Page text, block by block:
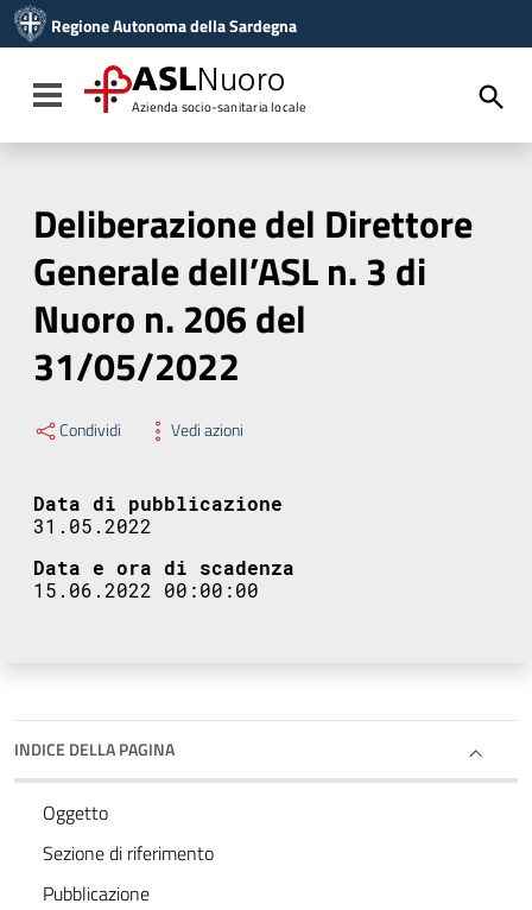
Vai al menu di navigazione
Vai al footer
Regione Autonoma della Sardegna
Toggle navigation
ASLNuoro
Azienda socio-sanitaria locale
Deliberazione del Direttore
Generale dell’ASL n. 3 di
Nuoro n. 206 del
31/05/2022
Condividi Vedi azioni
Data di pubblicazione
31.05.2022
Data e ora di scadenza
15.06.2022 00:00:00
INDICE DELLA PAGINA
Oggetto
Sezione di riferimento
Pubblicazione